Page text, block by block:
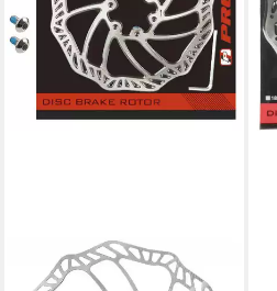
PROMAX
Scheibenbremse Promax